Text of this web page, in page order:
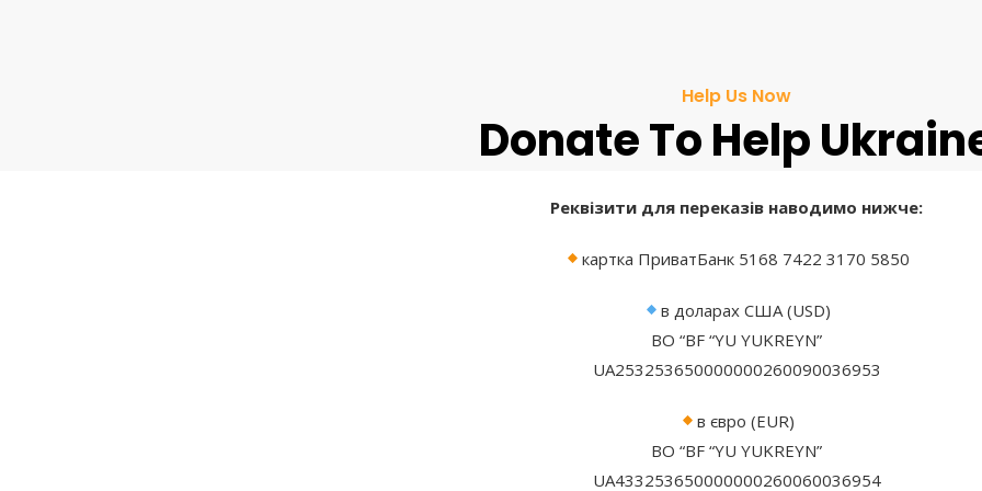
Help Us Now
Donate To Help
Реквізити для переказів наводимо нижче:
картка ПриватБанк 5168 7422 3170 5850
в доларах США (USD)
BO “BF “YU YUKREYN”
UA253253650000000260090036953
в євро (EUR)
BO “BF “YU YUKREYN”
UA433253650000000260060036954